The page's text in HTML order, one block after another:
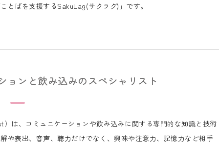
とばを支援するSakuLag(サクラグ)」です。
ョンと飲み込みのスペシャリスト
、コミュニケーションや飲み込みに関する専門的な知識と技術
や表出、音声、聴力だけでなく、興味や注意力、記憶力など相手